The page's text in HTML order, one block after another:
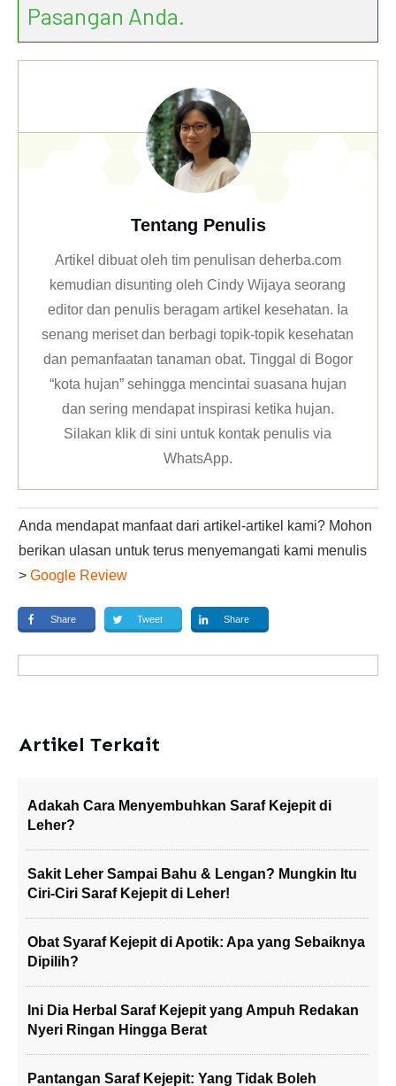
Pasangan Anda.
Tentang Penulis
Artikel dibuat oleh tim penulisan deherba.com
kemudian disunting oleh Cindy Wijaya seorang
editor dan penulis beragam artikel kesehatan. Ia
senang meriset dan berbagi topik-topik kesehatan
dan pemanfaatan tanaman obat. Tinggal di Bogor
“kota hujan” sehingga mencintai suasana hujan
dan sering mendapat inspirasi ketika hujan.
Silakan klikdi sini untuk kontak penulis via
WhatsApp.
Anda mendapat manfaat dari artikel-artikel kami? Mohon
berikan ulasan untuk terus menyemangati kami menulis
> Google Review
Share Tweet Share
Artikel Terkait
Adakah Cara Menyembuhkan Saraf Kejepit di
Leher?
Sakit Leher Sampai Bahu & Lengan? Mungkin Itu
Ciri-Ciri Saraf Kejepit di Leher!
Obat Syaraf Kejepit di Apotik: Apa yang Sebaiknya
Dipilih?
Ini Dia Herbal Saraf Kejepit yang Ampuh Redakan
Nyeri Ringan Hingga Berat
Pantangan Saraf Kejepit: Yang Tidak Boleh